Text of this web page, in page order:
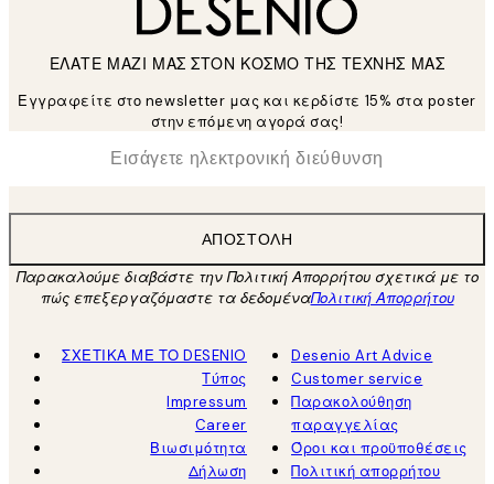
ΕΛΑΤΕ ΜΑΖΙ ΜΑΣ ΣΤΟΝ ΚΟΣΜΟ ΤΗΣ ΤΕΧΝΗΣ ΜΑΣ
Εγγραφείτε στο newsletter μας και κερδίστε 15% στα poster
στην επόμενη αγορά σας!
Ηλεκτρονική Διεύθυνση
ΑΠΟΣΤΟΛΉ
Παρακαλούμε διαβάστε την Πολιτική Απορρήτου σχετικά με το
πώς επεξεργαζόμαστε τα δεδομέναΠολιτική Απορρήτου
ΣΧΕΤΙΚΑ ΜΕ ΤΟ DESENIO
Τύπος
Impressum
Career
Βιωσιμότητα
Δήλωση
Desenio Art Advice
Customer service
Παρακολούθηση
παραγγελίας
Όροι και προϋποθέσεις
Πολιτική απορρήτου